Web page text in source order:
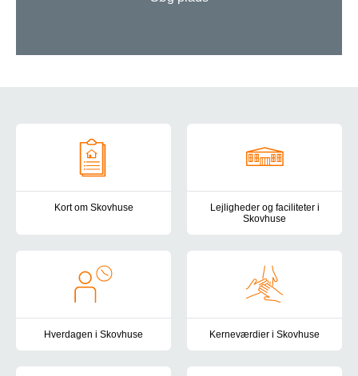
Kort om Skovhuse
Lejligheder og faciliteter i
Skovhuse
Hverdagen i Skovhuse Kerneværdier i Skovhuse